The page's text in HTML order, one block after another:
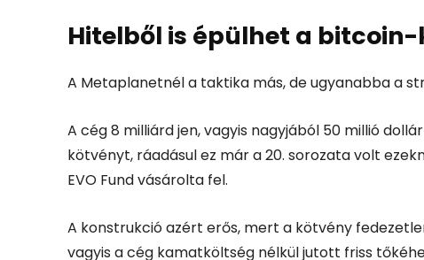
Hitelből is épülhet a bitcoin-
A Metaplanetnél a taktika más, de ugyanabba a
A cég8 milliárd jen, vagyis nagyjából 50 millió dollár
kötvényt, ráadásul ez már a 20. sorozata volt
EVO Fund vásárolta fel.
A konstrukció azért erős, mert a kötvény
vagyis a cég kamatköltség nélkül jutott friss